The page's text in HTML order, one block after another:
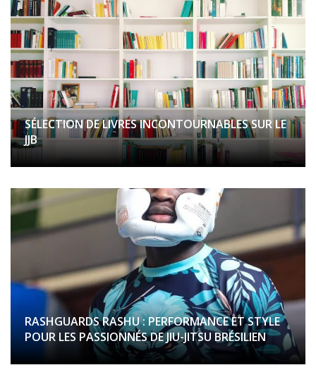
SÉLECTION DE LIVRES INCONTOURNABLES SUR LE
JJB
RASHGUARDS RASHU : PERFORMANCE ET STYLE
POUR LES PASSIONNÉS DE JIU-JITSU BRÉSILIEN